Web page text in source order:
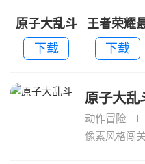
原子大乱斗
下载
王者荣耀
新版本
下载
原子大乱
动作冒险
像素风格闯